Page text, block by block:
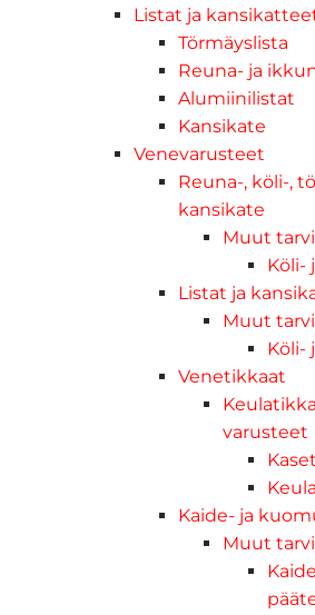
Listat ja
Törmäyslista
Reuna- ja
Alumiinilistat
Kansikate
Venevarusteet
Reuna-, köli-,
kansikate
Muut
Köli-
Listat ja
Muut
Köli-
Venetikkaat
varusteet
Kaide- ja
Muut